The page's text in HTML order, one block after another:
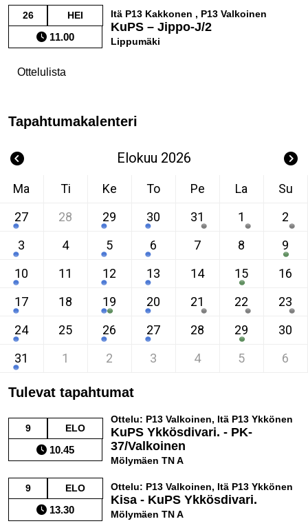
26 HEI
11.00
Itä P13 Kakkonen , P13 Valkoinen
KuPS – Jippo-J/2
Lippumäki
Ottelulista
Tapahtumakalenteri
Elokuu 2026
Ma Ti Ke To Pe La
Su
27
28 29 30 31 1
2
3
4 5 6 7 8
9
10
11 12 13 14 15
16
17
18 19 20 21 22
23
24
25 26 27 28 29
30
31
1 2 3 4 5 6
Tulevat tapahtumat
9 ELO
10.45
Ottelu: P13 Valkoinen, Itä P13 Ykkönen
KuPS Ykkösdivari. - PK-
37/Valkoinen
Mölymäen TN A
9 ELO
13.30
Ottelu: P13 Valkoinen, Itä P13 Ykkönen
Kisa - KuPS Ykkösdivari.
Mölymäen TN A